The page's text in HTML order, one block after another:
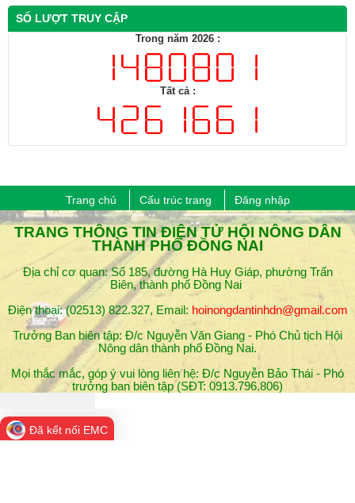
SỐ LƯỢT TRUY CẬP
Trong năm 2026 :
Tất cả :
Trang chủ Cấu trúc trang Đăng nhập
​TRANG THÔNG TIN ĐIỆN TỬ HỘI NÔNG DÂN
THÀNH PHỐ ĐỒNG NAI
Địa chỉ cơ quan: Số 185, đường Hà Huy Giáp, phường Trấn
Biên, thành phố Đồng Nai
Điện thoại: (02513) 822.327, Email: hoinongdantinhdn@gmail.com
Trưởng Ban biên tập: Đ/c Nguyễn Văn Giang - Phó Chủ tịch Hội
Nông dân thành phố ​Đồng Nai.
Mọi thắc mắc, góp ý vui lòng liên hệ: Đ/c Nguyễn Bảo Thái - Phó
trưởng ban biên tập (SĐT: 0913.796.806)
Đã kết nối EMC